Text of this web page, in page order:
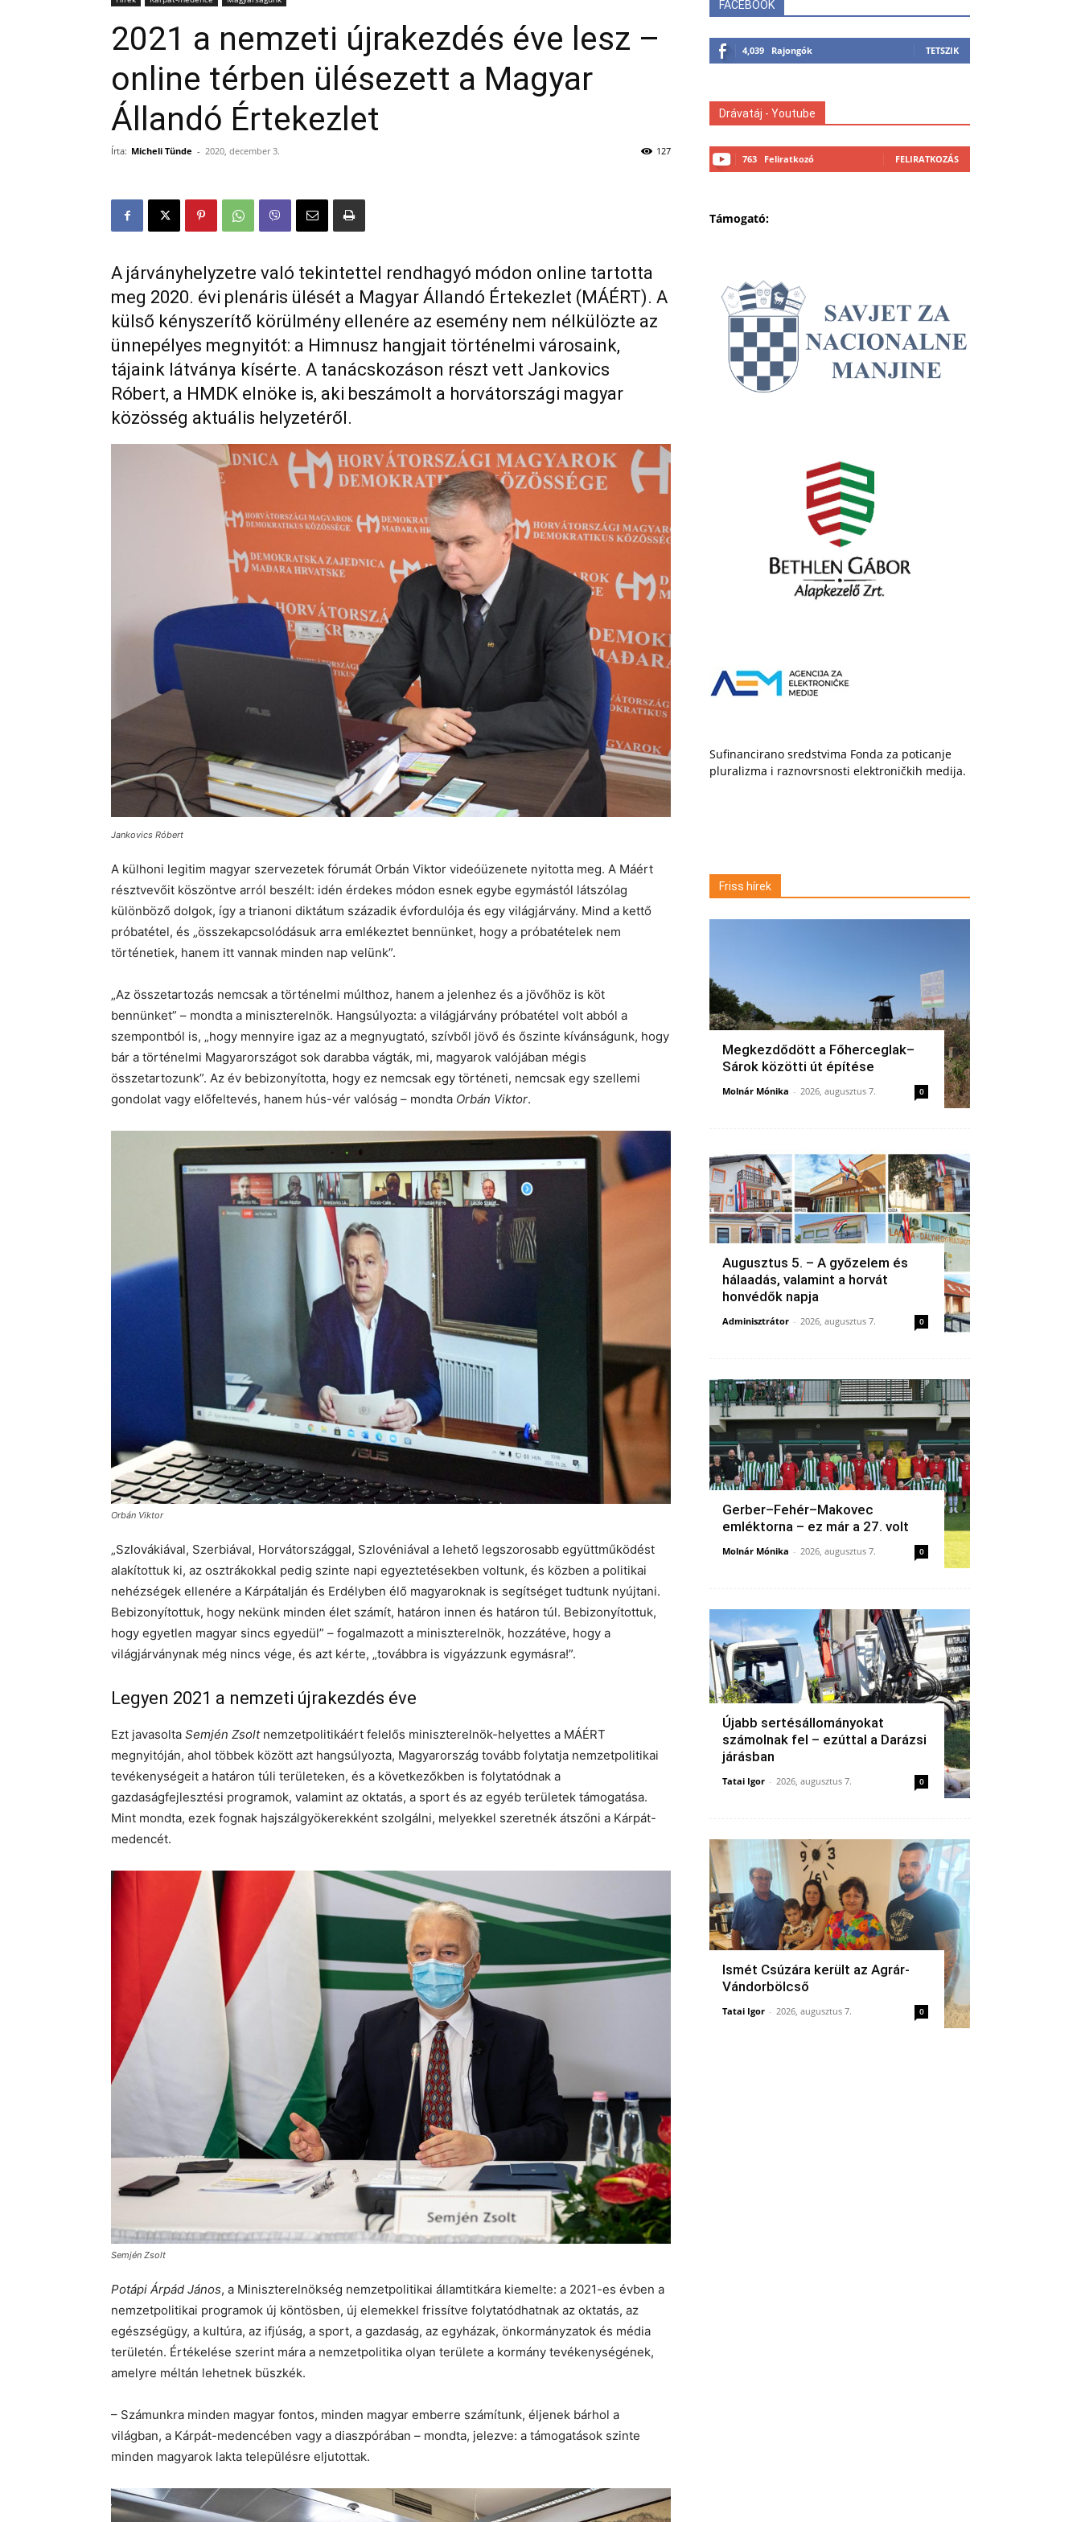
2021 a nemzeti újrakezdés éve lesz –
online térben ülésezett a Magyar
Állandó Értekezlet
Írta: Micheli Tünde - 2020, december 3. 127
A járványhelyzetre való tekintettel rendhagyó módon online tartotta
meg 2020. évi plenáris ülését a Magyar Állandó Értekezlet (MÁÉRT). A
külső kényszerítő körülmény ellenére az esemény nem nélkülözte az
ünnepélyes megnyitót: a Himnusz hangjait történelmi városaink,
tájaink látványa kísérte. A tanácskozáson részt vett Jankovics
Róbert, a HMDK elnöke is, aki beszámolt a horvátországi magyar
közösség aktuális helyzetéről.
Jankovics Róbert
A külhoni legitim magyar szervezetek fórumát Orbán Viktor videóüzenete nyitotta meg. A Máért
résztvevőit köszöntve arról beszélt: idén érdekes módon esnek egybe egymástól látszólag
különböző dolgok, így a trianoni diktátum századik évfordulója és egy világjárvány. Mind a kettő
próbatétel, és „összekapcsolódásuk arra emlékeztet bennünket, hogy a próbatételek nem
történetiek, hanem itt vannak minden nap velünk”.
„Az összetartozás nemcsak a történelmi múlthoz, hanem a jelenhez és a jövőhöz is köt
bennünket” – mondta a miniszterelnök. Hangsúlyozta: a világjárvány próbatétel volt abból a
szempontból is, „hogy mennyire igaz az a megnyugtató, szívből jövő és őszinte kívánságunk, hogy
bár a történelmi Magyarországot sok darabba vágták, mi, magyarok valójában mégis
összetartozunk”. Az év bebizonyította, hogy ez nemcsak egy történeti, nemcsak egy szellemi
gondolat vagy előfeltevés, hanem hús-vér valóság – mondta Orbán Viktor.
Orbán Viktor
„Szlovákiával, Szerbiával, Horvátországgal, Szlovéniával a lehető legszorosabb együttműködést
alakítottuk ki, az osztrákokkal pedig szinte napi egyeztetésekben voltunk, és közben a politikai
nehézségek ellenére a Kárpátalján és Erdélyben élő magyaroknak is segítséget tudtunk nyújtani.
Bebizonyítottuk, hogy nekünk minden élet számít, határon innen és határon túl. Bebizonyítottuk,
hogy egyetlen magyar sincs egyedül” – fogalmazott a miniszterelnök, hozzátéve, hogy a
világjárványnak még nincs vége, és azt kérte, „továbbra is vigyázzunk egymásra!”.
Legyen 2021 a nemzeti újrakezdés éve
Ezt javasolta Semjén Zsoltnemzetpolitikáért felelős miniszterelnök-helyettes a MÁÉRT
megnyitóján, ahol többek között azt hangsúlyozta, Magyarország tovább folytatja nemzetpolitikai
tevékenységeit a határon túli területeken, és a következőkben is folytatódnak a
gazdaságfejlesztési programok, valamint az oktatás, a sport és az egyéb területek támogatása.
Mint mondta, ezek fognak hajszálgyökerekként szolgálni, melyekkel szeretnék átszőni a Kárpát-
medencét.
Semjén Zsolt
Potápi Árpád János, a Miniszterelnökség nemzetpolitikai államtitkára kiemelte: a 2021-es évben a
nemzetpolitikai programok új köntösben, új elemekkel frissítve folytatódhatnak az oktatás, az
egészségügy, a kultúra, az ifjúság, a sport, a gazdaság, az egyházak, önkormányzatok és média
területén. Értékelése szerint mára a nemzetpolitika olyan területe a kormány tevékenységének,
amelyre méltán lehetnek büszkék.
– Számunkra minden magyar fontos, minden magyar emberre számítunk, éljenek bárhol a
világban, a Kárpát-medencében vagy a diaszpórában – mondta, jelezve: a támogatások szinte
minden magyarok lakta településre eljutottak.
FACEBOOK
4,039 Rajongók TETSZIK
Drávatáj - Youtube
763 Feliratkozó FELIRATKOZÁS
Támogató:
Sufinancirano sredstvima Fonda za poticanje
pluralizma i raznovrsnosti elektroničkih medija.
Friss hírek
Megkezdődött a Főherceglak–
Sárok közötti út építése
Molnár Mónika - 2026, augusztus 7. 0
Augusztus 5. – A győzelem és
hálaadás, valamint a horvát
honvédők napja
Adminisztrátor - 2026, augusztus 7. 0
Gerber–Fehér–Makovec
emléktorna – ez már a 27. volt
Molnár Mónika - 2026, augusztus 7. 0
Újabb sertésállományokat
számolnak fel – ezúttal a Darázsi
járásban
Tatai Igor - 2026, augusztus 7. 0
Ismét Csúzára került az Agrár-
Vándorbölcső
Tatai Igor - 2026, augusztus 7. 0